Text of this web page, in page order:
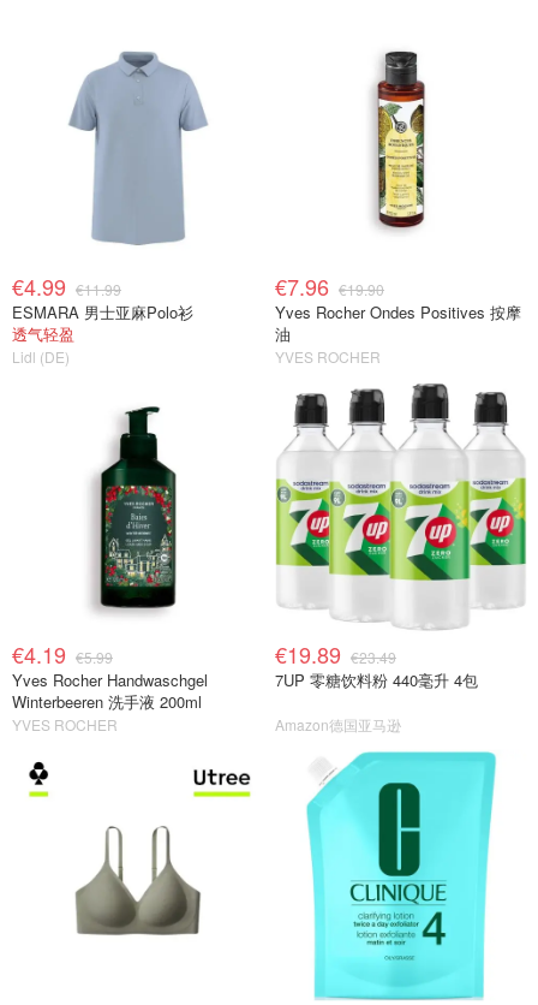
€4.99 €11.99
ESMARA 男士亚麻Polo衫
透气轻盈
Lidl (DE)
€7.96 €19.90
Yves Rocher Ondes Positives 按摩
油
YVES ROCHER
€4.19 €5.99
Yves Rocher Handwaschgel
Winterbeeren 洗手液 200ml
YVES ROCHER
€19.89 €23.49
7UP 零糖饮料粉 440毫升 4包
Amazon德国亚马逊